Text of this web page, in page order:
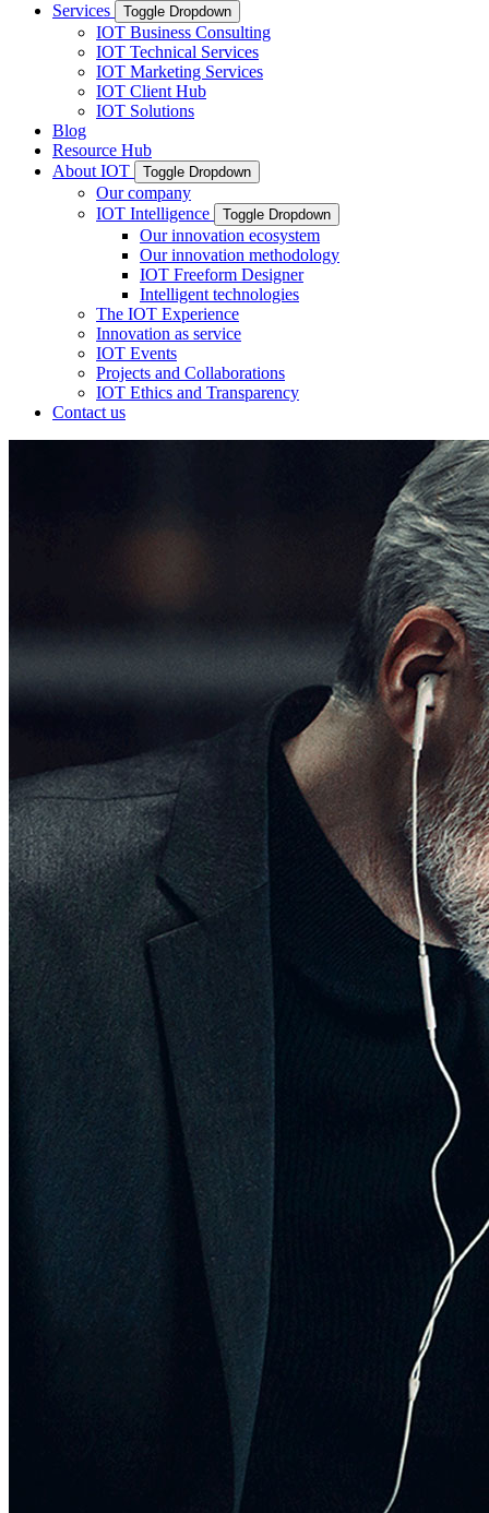
Services
Toggle Dropdown
IOT Business Consulting
IOT Technical Services
IOT Marketing Services
IOT Client Hub
IOT Solutions
Blog
Resource Hub
About IOT
Toggle Dropdown
Our company
IOT Intelligence
Toggle Dropdown
Our innovation ecosystem
Our innovation methodology
IOT Freeform Designer
Intelligent technologies
The IOT Experience
Innovation as service
IOT Events
Projects and Collaborations
IOT Ethics and Transparency
Contact us